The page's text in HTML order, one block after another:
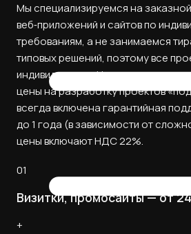
Мы специализируемся на
веб‑приложений и сайтов по
требованиям, а не занимаемся
типовых решений, поэтому все
индивидуально. Ниже
цены на разработку проектов
всегда включена гарантийная
до 1 года (в зависимости от
цены включают НДС 22%.
01
Визитки, промосайты — от
+